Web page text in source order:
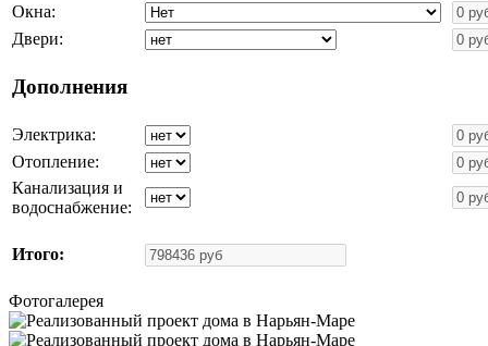
Окна:
Двери:
Дополнения
Электрика:
Отопление:
Канализация и
водоснабжение:
Итого:
Фотогалерея